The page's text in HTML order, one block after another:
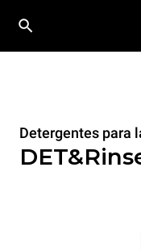
Detergentes para